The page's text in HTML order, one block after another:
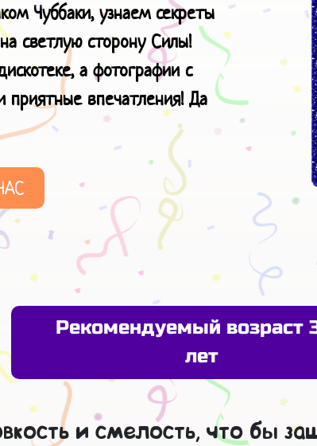
Чуббаки, узнаем секреты
светлую сторону Силы!
а фотографии с
приятные впечатления! Да
Рекомендуемый возраст
лет
и смелость, что бы